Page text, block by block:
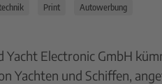
Print Autowerbung
Yacht Electronic GmbH
Yachten und Schiffen,